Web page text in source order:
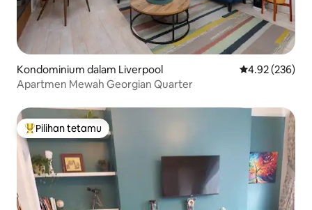
Kondominium dalam Liverpool Penarafan
4.92 (236)
Apartmen Mewah Georgian Quarter
Pilihan utama tetamu
Pilihan tetamu